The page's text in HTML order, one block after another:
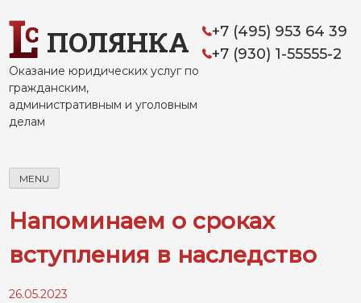
to
contentПОЛЯНКА
Оказание юридических услуг по
гражданским,
административным и уголовным
делам
+7 (495) 953 64 39
+7 (930) 1-55555-2
MENU
Напоминаем о сроках
вступления в наследство
26.05.2023